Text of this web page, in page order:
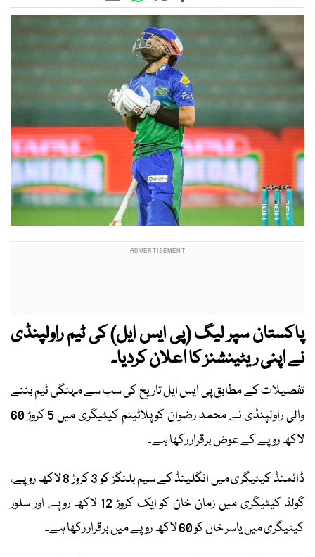
پاکستان سپر لیگ (پی ایس ایل) کی ٹیم راولپنڈی
نے اپنی ریٹینشنز کا اعلان کردیا۔
تفصیلات کے مطابق پی ایس ایل تاریخ کی سب سے مہنگی ٹیم بننے
والی راولپنڈی نے محمد رضوان کو پلاٹینم کیٹیگری میں 5 کروڑ 60
لاکھ روپے کے عوض برقرار رکھا ہے۔
ڈائمنڈ کیٹیگری میں انگلینڈ کے سیم بلنگز کو 3 کروڑ 8 لاکھ روپے،
گولڈ کیٹیگری میں زمان خان کو ایک کروڑ 12 لاکھ روپے اور سلور
کیٹیگری میں یاسر خان کو 60 لاکھ روپے میں برقرار رکھا ہے۔